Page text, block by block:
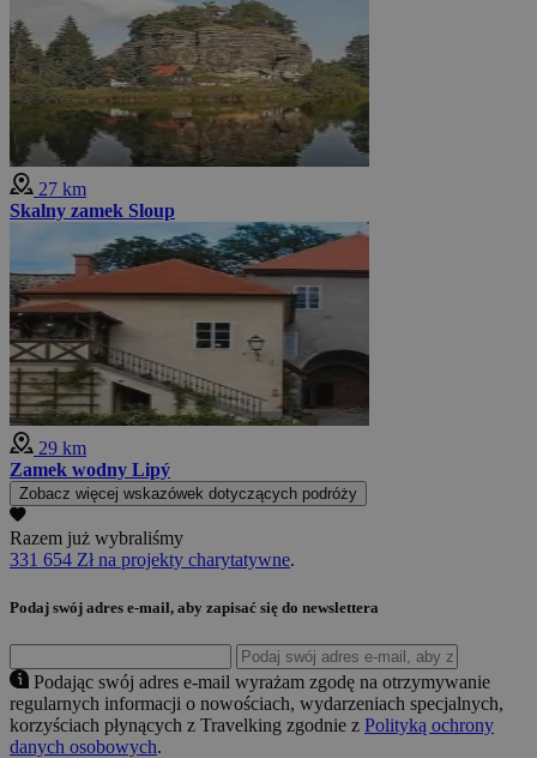
27 km
Skalny zamek Sloup
29 km
Zamek wodny Lipý
Zobacz więcej wskazówek dotyczących podróży
Razem już wybraliśmy
331 654 Zł na projekty charytatywne.
Podaj swój adres e-mail, aby zapisać się do newslettera
Podając swój adres e-mail wyrażam zgodę na otrzymywanie
regularnych informacji o nowościach, wydarzeniach specjalnych,
korzyściach płynących z Travelking zgodnie z Polityką ochrony
danych osobowych.